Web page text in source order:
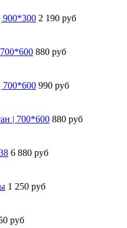
900*300 2 190 руб
880 руб
700*600 990 руб
| 700*600 880 руб
6 880 руб
1 250 руб
руб